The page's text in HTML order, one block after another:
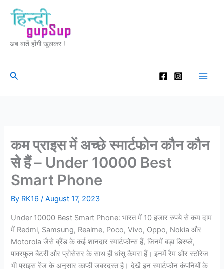
content
अब बातें होंगी खुलकर !
Search
कम प्राइस में अच्छे स्मार्टफोन कौन कौन
से हैं – Under 10000 Best
Smart Phone
By RK16/August 17, 2023
Under 10000 Best Smart Phone: भारत में 10 हजार रुपये से कम दाम
में Redmi, Samsung, Realme, Poco, Vivo, Oppo, Nokia और
Motorola जैसे ब्रैंड के कई शानदार स्मार्टफोन्स हैं, जिनमें बड़ा डिस्प्ले,
पावरफुल बैटरी और प्रोसेसर के साथ ही धांसू कैमरा हैं। इनमें रैम और स्टोरेज
भी प्राइस रेंज के अनुसार काफी जबरदस्त है। देखें इन स्मार्टफोन कंपनियों के